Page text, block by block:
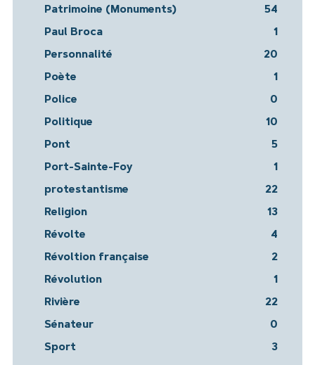
Patrimoine (Monuments) 54
Paul Broca 1
Personnalité 20
Poète 1
Police 0
Politique 10
Pont 5
Port-Sainte-Foy 1
protestantisme 22
Religion 13
Révolte 4
Révoltion française 2
Révolution 1
Rivière 22
Sénateur 0
Sport 3